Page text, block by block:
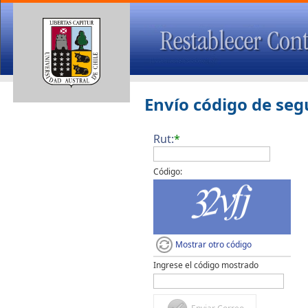
Envío código de
Rut:*
Código:
Mostrar otro código
Ingrese el código mostrado